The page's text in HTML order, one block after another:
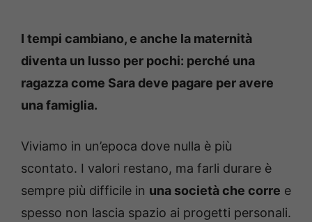
I tempi cambiano, e anche la maternità
diventa un lusso per pochi: perché una
ragazza come Sara deve pagare per avere
una famiglia.
Viviamo in un’epoca dove nulla è più
scontato. I valori restano, ma farli durare è
sempre più difficile in una società che corre e
spesso non lascia spazio ai progetti personali.